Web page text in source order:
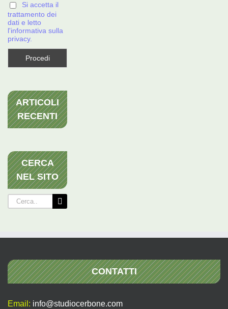
Si accetta il
trattamento dei
dati e letto
l'informativa sulla
privacy.
ARTICOLI
RECENTI
CERCA
NEL SITO
Cerca
per:
CONTATTI
Email: info@studiocerbone.com